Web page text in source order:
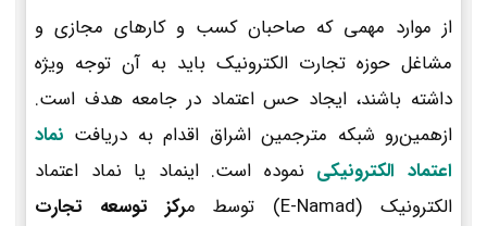
از موارد مهمی که صاحبان کسب و کارهای مجازی و
مشاغل حوزه تجارت الکترونیک باید به آن توجه ویژه
داشته باشند، ایجاد حس اعتماد در جامعه هدف است.
ازهمین‌رو شبکه مترجمین اشراق اقدام به دریافت نماد
اعتماد الکترونیکی نموده است. اینماد یا نماد اعتماد
الکترونیک (E-Namad) توسط م
رکز توسعه تجارت